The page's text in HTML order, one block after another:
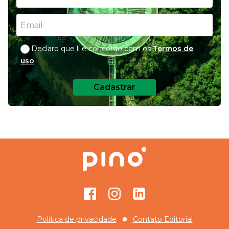
Declaro que li e concordo com os Termos de
uso
Cadastrar
FacebookInstagramGitHub
Política de privacidade Contato Editorial